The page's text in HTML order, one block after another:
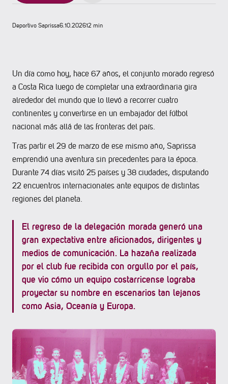
Deportivo Saprissa6.10.202612 min
Un día como hoy, hace 67 años, el conjunto morado regresó
a Costa Rica luego de completar una extraordinaria gira
alrededor del mundo que lo llevó a recorrer cuatro
continentes y convertirse en un embajador del fútbol
nacional más allá de las fronteras del país.
Tras partir el 29 de marzo de ese mismo año, Saprissa
emprendió una aventura sin precedentes para la época.
Durante 74 días visitó 25 países y 38 ciudades, disputando
22 encuentros internacionales ante equipos de distintas
regiones del planeta.
El regreso de la delegación morada generó una
gran expectativa entre aficionados, dirigentes y
medios de comunicación. La hazaña realizada
por el club fue recibida con orgullo por el país,
que vio cómo un equipo costarricense lograba
proyectar su nombre en escenarios tan lejanos
como Asia, Oceanía y Europa.